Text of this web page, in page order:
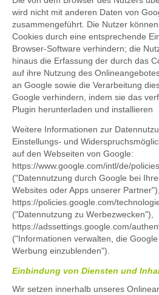
wird nicht mit anderen Daten von
zusammengeführt. Die Nutzer
Cookies durch eine entsprechende
Browser-Software verhindern; die
hinaus die Erfassung der durch das
auf ihre Nutzung des
an Google sowie die Verarbeitung
Google verhindern, indem sie das
Plugin herunterladen und installieren
Weitere Informationen zur
Einstellungs- und
auf den Webseiten von Google:
https://www.google.com/intl/de/
("Datennutzung durch Google bei
Websites oder Apps unserer Partner"),
https://policies.google.com/
("Datennutzung zu Werbezwecken"),
https://adssettings.google.com/
("Informationen verwalten, die
Werbung einzublenden").
Einbindung von Diensten und
Wir setzen innerhalb unseres